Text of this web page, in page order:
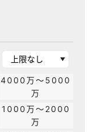
4000万～5000
万
1000万～2000
万